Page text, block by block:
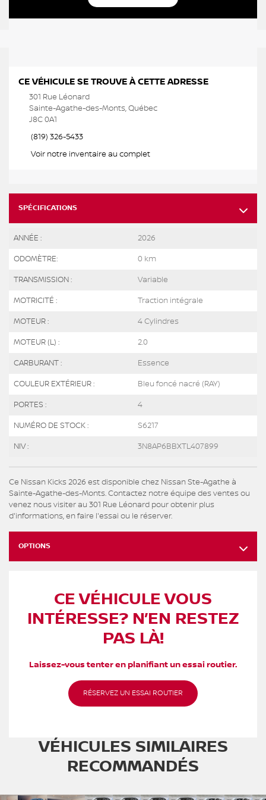
SPÉCIFICATIONS
ANNÉE : 2026
ODOMÈTRE: 0 km
TRANSMISSION : Variable
MOTRICITÉ : Traction intégrale
MOTEUR : 4 Cylindres
MOTEUR (L) : 2.0
CARBURANT : Essence
COULEUR EXTÉRIEUR : Bleu foncé nacré (RAY)
PORTES : 4
NUMÉRO DE STOCK : S6217
NIV : 3N8AP6BBXTL407899
Ce Nissan Kicks 2026 est disponible chez Nissan Ste-Agathe à
Sainte-Agathe-des-Monts. Contactez notre équipe des ventes ou
venez nous visiter au 301 Rue Léonard pour obtenir plus
d'informations, en faire l'essai ou le réserver.
OPTIONS
CE VÉHICULE VOUS
INTÉRESSE? N’EN RESTEZ
PAS LÀ!
Laissez-vous tenter en planifiant un essai routier.
RÉSERVEZ UN ESSAI ROUTIER
VÉHICULES SIMILAIRES
RECOMMANDÉS
CE VÉHICULE SE TROUVE À CETTE ADRESSE
301 Rue Léonard
Sainte-Agathe-des-Monts, Québec
J8C 0A1
(819) 326-5433
Voir notre inventaire au complet